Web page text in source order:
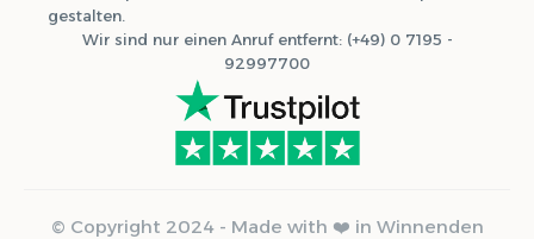
gestalten.
Wir sind nur einen Anruf entfernt: (+49) 0 7195 -
92997700
© Copyright 2024 - Made with ❤️ in Winnenden